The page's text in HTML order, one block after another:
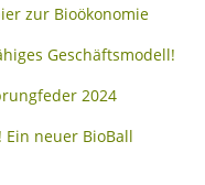
zur Bioökonomie
Geschäftsmodell!
2024
neuer BioBall